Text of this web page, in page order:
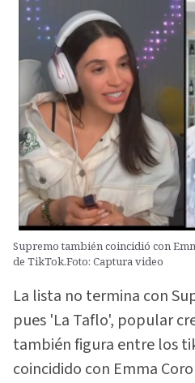
Supremo también coincidió con
de TikTok.Foto: Captura video
La lista no termina con
pues 'La Taflo', popular
también figura entre los
coincidido con Emma